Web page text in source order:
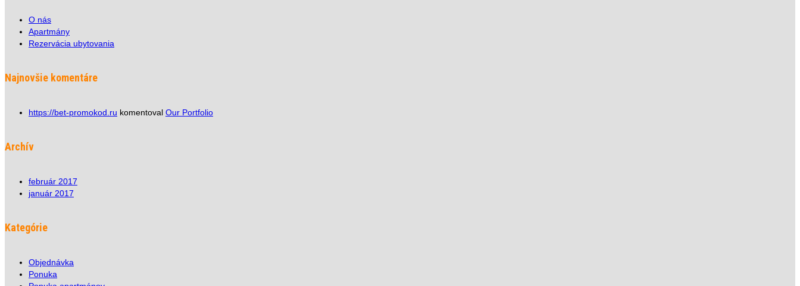
O nás
Apartmány
Rezervácia ubytovania
Najnovšie komentáre
https://bet-promokod.ru komentoval Our Portfolio
Archív
február 2017
január 2017
Kategórie
Objednávka
Ponuka